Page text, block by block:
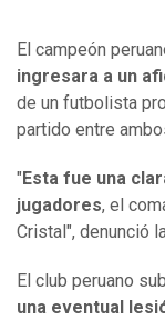
El campeón
ingresara a un
de un futbolista
partido entre
" Esta fue una
jugadores, el
Cristal", denunció
El club peruano
una eventual